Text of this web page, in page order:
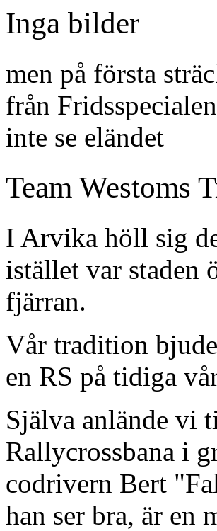
Inga bilder
men på första
från
inte se eländet
Team Westoms
I Arvika höll sig
istället var staden
fjärran.
Vår tradition
en RS på tidiga
Själva anlände vi
Rallycrossbana i
codrivern Bert
han ser bra, är en